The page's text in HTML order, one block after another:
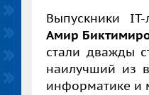
Выпускники
Амир
стали дважды
наилучший из
информатике и